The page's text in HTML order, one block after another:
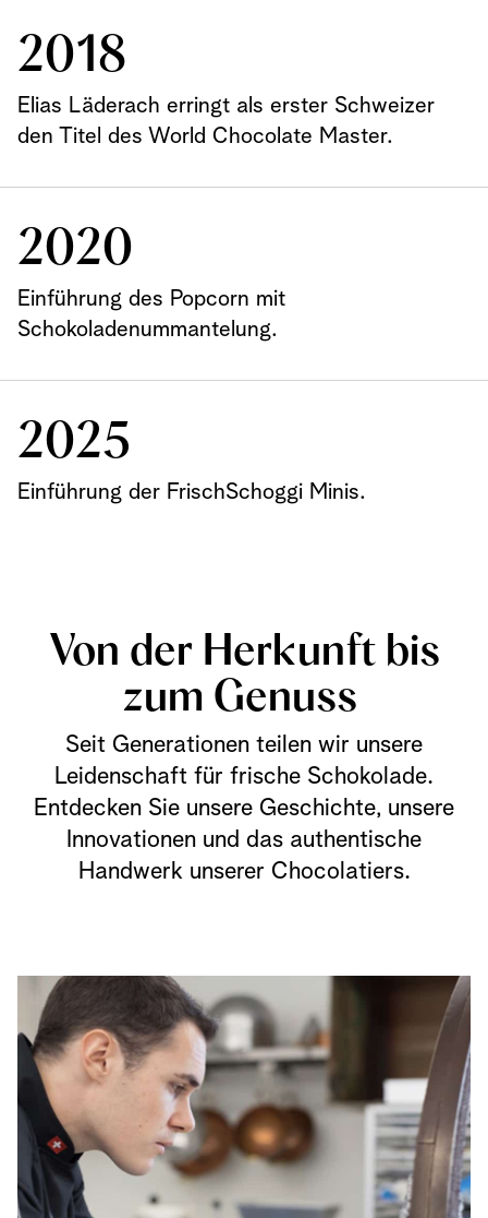
2018
Elias Läderach erringt als erster Schweizer
den Titel des World Chocolate Master.
2020
Einführung des Popcorn mit
Schokoladenummantelung.
2025
Einführung der FrischSchoggi Minis.
Von der Herkunft bis
zum Genuss
Seit Generationen teilen wir unsere
Leidenschaft für frische Schokolade.
Entdecken Sie unsere Geschichte, unsere
Innovationen und das authentische
Handwerk unserer Chocolatiers.